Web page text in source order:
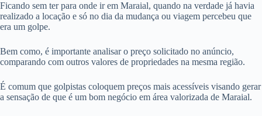
Ficando sem ter para onde ir em Maraial, quando na verdade já havia
realizado a locação e só no dia da mudança ou viagem percebeu que
era um golpe.
Bem como, é importante analisar o preço solicitado no anúncio,
comparando com outros valores de propriedades na mesma região.
É comum que golpistas coloquem preços mais acessíveis visando gerar
a sensação de que é um bom negócio em área valorizada de Maraial.